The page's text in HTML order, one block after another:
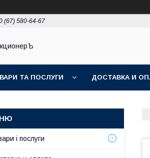
(67) 580-64-67
ТА ПОСЛУГИ ДОСТАВКА И
і послуги